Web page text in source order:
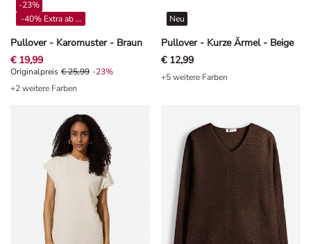
Pullover - Karomuster - Braun
-40% Extra ab 4**
€ 19,99
Originalpreis € 25,99, Rabat -23%
Originalpreis
+2 weitere Farben
Pullover - Kurze Ärmel - Beige
€ 12,99
+5 weitere Farben